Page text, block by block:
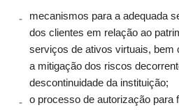
mecanismos para a adequada
dos clientes em relação ao
serviços de ativos virtuais, bem
a mitigação dos riscos
descontinuidade da instituição;
o processo de autorização para